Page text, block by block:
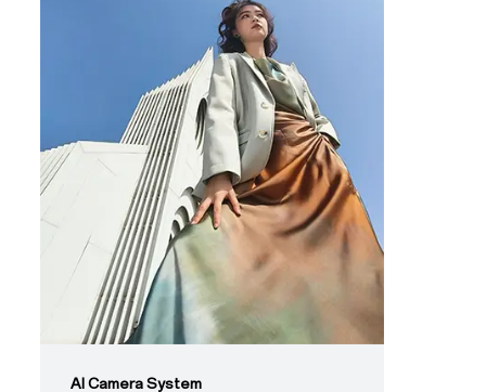
AI Camera System